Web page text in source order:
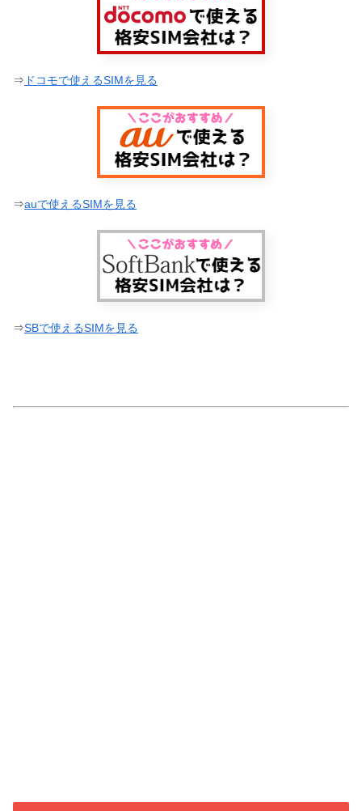
⇒ ドコモで使えるSIMを見る
⇒auで使えるSIMを見る
⇒SBで使えるSIMを見る